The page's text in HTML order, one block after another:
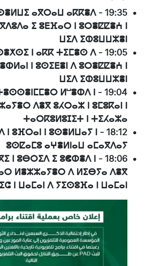
19:35
-
ⴰⴳⵔⴰⵡ ⴰⴽⴽⴻⴷ
ⵉ ⵓⴹⴼⴰⵔ ⵏ ⵓⵔⴻⵇⵇⴻⵄ ⵏ
ⵡⵉⴷ ⵉⵀⵓⵡⵡⵣⴻⵏ
19:05
-
ⵏ ⴰⴽⴽ ⵜⵉⵎⴻⵙ ⴷ
ⵏ ⵓⵙⵉⴹⴻⵏ ⴷ ⵓⵔⴻⵇⵇⴻⵄ ⵏ
ⵡⵉⴷ ⵉⵀⵓⵡⵡⵣⴻⵏ
19:04
-
ⵍⵯⴻⵀⴷ ⵏ
ⴷⴻⴳ ⵓⵃⵔⴰⵣ ⵏ ⵓⵎⵓⴽⴰⵏ ⵏ
ⵜⴰⵔⴽⵓⵍⵓⵊⵉⵜ ⵏ ⵜⵉⵃⴰⵣⴰ
18:12
-
ⵏ ⵓⴼⵔⴰⵏ ⵏ ⵓⵙⴻⵍⵡⴰⵢ ⵏ
ⵓⵙⵇⴰⵎⵓ ⴰⵖⴻⵍⵏⴰⵡ ⴰⵎⴰⴳⴷⴰⵢ
18:06
-
ⵏ ⵓⴱⵔⵉⴷ ⵉ ⵓⵞⵀⴻⴷ ⵏ
ⵍⴻⵣⵣⴰⵢⴻⵔ ⴷ ⵍⵉⴱⵢⴰ ⴷⴻⴳ
ⵏ ⵡⴰⵎⴰⵏ ⴷ ⵢⵉⵙⵓⴼⴰ ⵏ ⵡⴰⵎⴰⵏ